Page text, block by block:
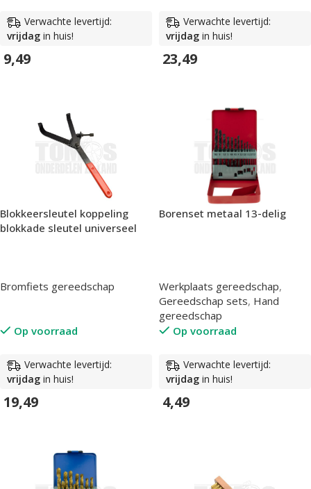
Verwachte levertijd:
vrijdag in huis!
9,49
Verwachte levertijd:
vrijdag in huis!
23,49
Blokkeersleutel koppeling
blokkade sleutel universeel
Bromfiets gereedschap
Op voorraad
Verwachte levertijd:
vrijdag in huis!
19,49
Borenset metaal 13-delig
Werkplaats gereedschap,
Gereedschap sets, Hand
gereedschap
Op voorraad
Verwachte levertijd:
vrijdag in huis!
4,49